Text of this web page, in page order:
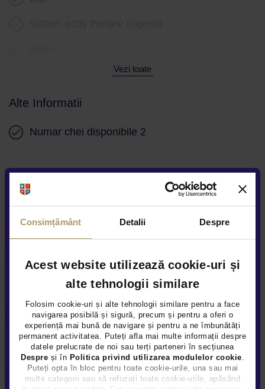
Consimțământ Detalii Despre
Acest website utilizează cookie-uri și
alte tehnologii similare
Folosim cookie-uri și alte tehnologii similare pentru a face
navigarea posibilă și sigură, precum și pentru a oferi o
experiență mai bună de navigare și pentru a ne îmbunătăți
permanent activitatea. Puteți afla mai multe informații despre
datele prelucrate de noi sau terți parteneri în secțiunea
Despre și în Politica privind utilizarea modulelor cookie
Puteți opta în bloc pentru toate cookie-urile, una sau mai
multe categorii sau să refuzați toate cookie-urile, apăsând
Vezi toate
Alte Informatii
Numar chei disponibile 2
Alte servicii disponibile
Finantare flexibila
Garanție extinsă